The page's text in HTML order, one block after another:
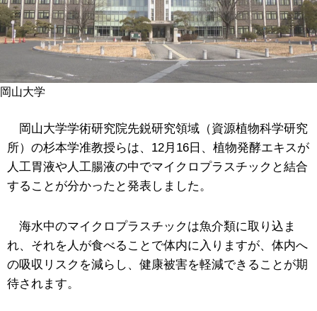
岡山大学
岡山大学学術研究院先鋭研究領域（資源植物科学研究
所）の杉本学准教授らは、12月16日、植物発酵エキスが
人工胃液や人工腸液の中でマイクロプラスチックと結合
することが分かったと発表しました。
海水中のマイクロプラスチックは魚介類に取り込ま
れ、それを人が食べることで体内に入りますが、体内へ
の吸収リスクを減らし、健康被害を軽減できることが期
待されます。